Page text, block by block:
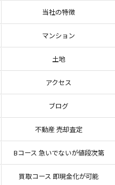
当社の特徴
マンション
土地
アクセス
ブログ
不動産 売却査定
Bコース 急いでないが値段次第
買取コース 即現金化が可能